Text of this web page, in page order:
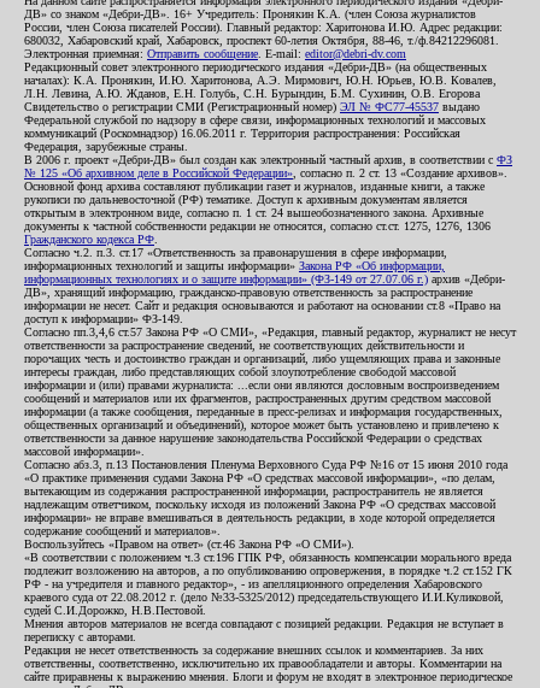
ДВ» со знаком «Дебри-ДВ». 16+ Учредитель: Пронякин К.А. (член Союза журналистов
России, член Союза писателей России). Главный редактор: Харитонова И.Ю. Адрес редакции:
680032, Хабаровский край, Хабаровск, проспект 60-летия Октября, 88-46, т./ф.84212296081.
Электронная приемная: Отправить сообщение . E-mail: editor@debri-dv.com
Редакционный совет электронного периодического издания «Дебри-ДВ» (на общественных
началах): К.А. Пронякин, И.Ю. Харитонова, А.Э. Мирмович, Ю.Н. Юрьев, Ю.В. Ковалев,
Л.Н. Левина, А.Ю. Жданов, Е.Н. Голубь, С.Н. Бурындин, Б.М. Сухинин, О.В. Егорова
Свидетельство о регистрации СМИ (Регистрационный номер) ЭЛ № ФС77-45537 выдано
Федеральной службой по надзору в сфере связи, информационных технологий и массовых
коммуникаций (Роскомнадзор) 16.06.2011 г. Территория распространения: Российская
Федерация, зарубежные страны.
В 2006 г. проект «Дебри-ДВ» был создан как электронный частный архив, в соответствии с ФЗ
№ 125 «Об архивном деле в Российской Федерации» , согласно п. 2 ст. 13 «Создание архивов».
Основной фонд архива составляют публикации газет и журналов, изданные книги, а также
рукописи по дальневосточной (РФ) тематике. Доступ к архивным документам является
открытым в электронном виде, согласно п. 1 ст. 24 вышеобозначенного закона. Архивные
документы к частной собственности редакции не относятся, согласно ст.ст. 1275, 1276, 1306
Гражданского кодекса РФ
Согласно ч.2. п.3. ст.17 «Ответственность за правонарушения в сфере информации,
информационных технологий и защиты информации» Закона РФ «Об информации,
информационных технологиях и о защите информации» (ФЗ-149 от 27.07.06 г.) архив «Дебри-
ДВ», хранящий информацию, гражданско-правовую ответственность за распространение
информации не несет. Сайт и редакция основываются и работают на основании ст.8 «Право на
доступ к информации» ФЗ-149.
Согласно пп.3,4,6 ст.57 Закона РФ «О СМИ», «Редакция, главный редактор, журналист не несут
ответственности за распространение сведений, не соответствующих действительности и
порочащих честь и достоинство граждан и организаций, либо ущемляющих права и законные
интересы граждан, либо представляющих собой злоупотребление свободой массовой
информации и (или) правами журналиста: ...если они являются дословным воспроизведением
сообщений и материалов или их фрагментов, распространенных другим средством массовой
информации (а также сообщения, переданные в пресс-релизах и информация государственных,
общественных организаций и объединений), которое может быть установлено и привлечено к
ответственности за данное нарушение законодательства Российской Федерации о средствах
массовой информации».
Согласно абз.3, п.13 Постановления Пленума Верховного Суда РФ №16 от 15 июня 2010 года
«О практике применения судами Закона РФ «О средствах массовой информации», «по делам,
вытекающим из содержания распространенной информации, распространитель не является
надлежащим ответчиком, поскольку исходя из положений Закона РФ «О средствах массовой
информации» не вправе вмешиваться в деятельность редакции, в ходе которой определяется
содержание сообщений и материалов».
Воспользуйтесь «Правом на ответ» (ст.46 Закона РФ «О СМИ»).
«В соответствии с положением ч.3 ст.196 ГПК РФ, обязанность компенсации морального вреда
подлежит возложению на авторов, а по опубликованию опровержения, в порядке ч.2 ст.152 ГК
РФ - на учредителя и главного редактор», - из апелляционного определения Хабаровского
краевого суда от 22.08.2012 г. (дело №33-5325/2012) председательствующего И.И.Куликовой,
судей С.И.Дорожко, Н.В.Пестовой.
Мнения авторов материалов не всегда совпадают с позицией редакции. Редакция не вступает в
переписку с авторами.
Редакция не несет ответственность за содержание внешних ссылок и комментариев. За них
ответственны, соответственно, исключительно их правообладатели и авторы. Комментарии на
сайте приравнены к выражению мнения. Блоги и форум не входят в электронное периодическое